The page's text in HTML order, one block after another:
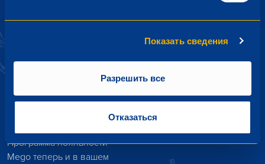
Показать сведения
Разрешить все
Отказаться
акционные предложения на свою электронную почту и
Программа лояльности
Mego теперь и в вашем